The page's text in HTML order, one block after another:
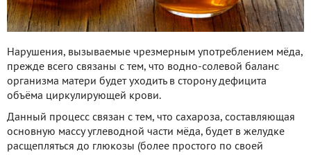
Нарушения, вызываемые чрезмерным употреблением мёда,
прежде всего связаны с тем, что водно-солевой баланс
организма матери будет уходить в сторону дефицита
объёма циркулирующей крови.
Данный процесс связан с тем, что сахароза, составляющая
основную массу углеводной части мёда, будет в желудке
расщепляться до глюкозы (более простого по своей